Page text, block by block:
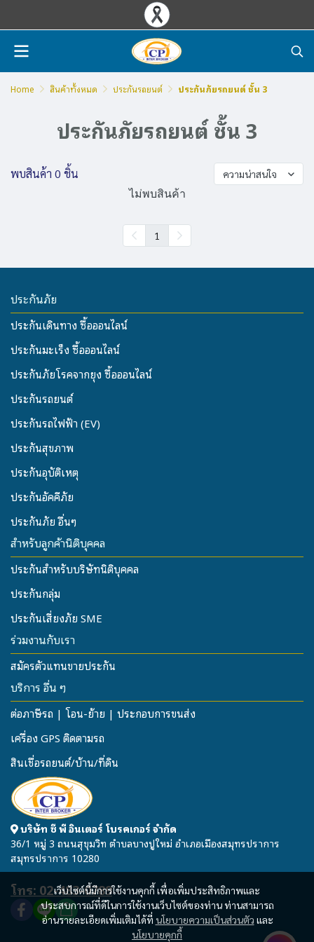
Home สินค้าทั้งหมด ประกันรถยนต์ ประกันภัยรถยนต์ ชั้น 3
ประกันภัยรถยนต์ ชั้น 3
พบสินค้า 0 ชิ้น ความน่าสนใจ
ไม่พบสินค้า
1
เว็บไซต์นี้มีการใช้งานคุกกี้ เพื่อเพิ่มประสิทธิภาพและ
ประสบการณ์ที่ดีในการใช้งานเว็บไซต์ของท่าน ท่านสามารถ
อ่านรายละเอียดเพิ่มเติมได้ที่ นโยบายความเป็นส่วนตัว และ
นโยบายคุกกี้
ประกันภัย
ประกันเดินทาง ซื้อออนไลน์
ประกันมะเร็ง ซื้อออนไลน์
ประกันภัยโรคจากยุง ซื้อออนไลน์
ประกันรถยนต์
ประกันรถไฟฟ้า (EV)
ประกันสุขภาพ
ประกันอุบัติเหตุ
ประกันอัคคีภัย
ประกันภัย อื่นๆ
สำหรับลูกค้านิติบุคคล
ประกันสำหรับบริษัทนิติบุคคล
ประกันกลุ่ม
ประกันเสี่ยงภัย SME
ร่วมงานกับเรา
สมัครตัวแทนขายประกัน
บริการ อื่น ๆ
ต่อภาษีรถ | โอน-ย้าย | ประกอบการขนส่ง
เครื่อง GPS ติดตามรถ
สินเชื่อรถยนต์/บ้าน/ที่ดิน
บริษัท ซี พี อินเตอร์ โบรคเกอร์ จำกัด
36/1 หมู่ 3 ถนนสุขุมวิท ตำบลบางปูใหม่ อำเภอเมืองสมุทรปราการ
สมุทรปราการ 10280
โทร: 02-483-0789